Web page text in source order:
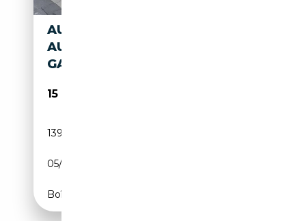
AUDI A4 2.0 TDI S-LINE*
AUTOMAAT! NIEUWSTAAT*
GARANTIE!
15 999€
139 689 km
05/2017
Boîte automatique